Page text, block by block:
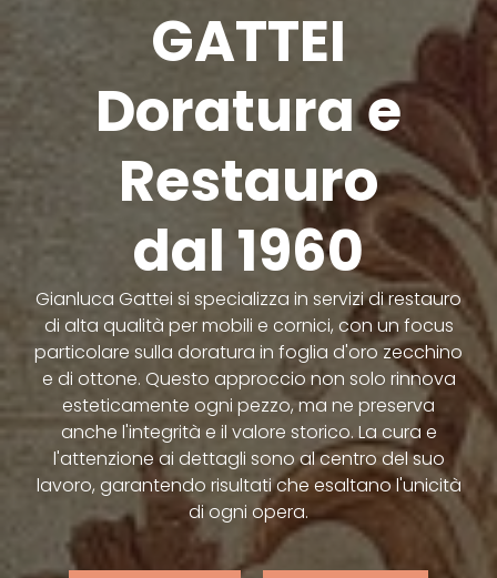
GATTEI
Doratura e
Restauro
dal 1960
Gianluca Gattei si specializza in servizi di restauro
di alta qualità per mobili e cornici, con un focus
particolare sulla doratura in foglia d'oro zecchino
e di ottone. Questo approccio non solo rinnova
esteticamente ogni pezzo, ma ne preserva
anche l'integrità e il valore storico. La cura e
l'attenzione ai dettagli sono al centro del suo
lavoro, garantendo risultati che esaltano l'unicità
di ogni opera.